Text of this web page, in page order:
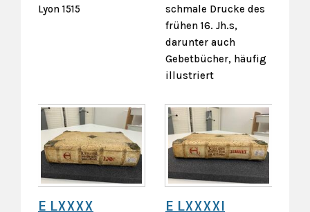
Lyon 1515
schmale Drucke des
frühen 16. Jh.s,
darunter auch
Gebetbücher, häufig
illustriert
E LXXXX E LXXXXI